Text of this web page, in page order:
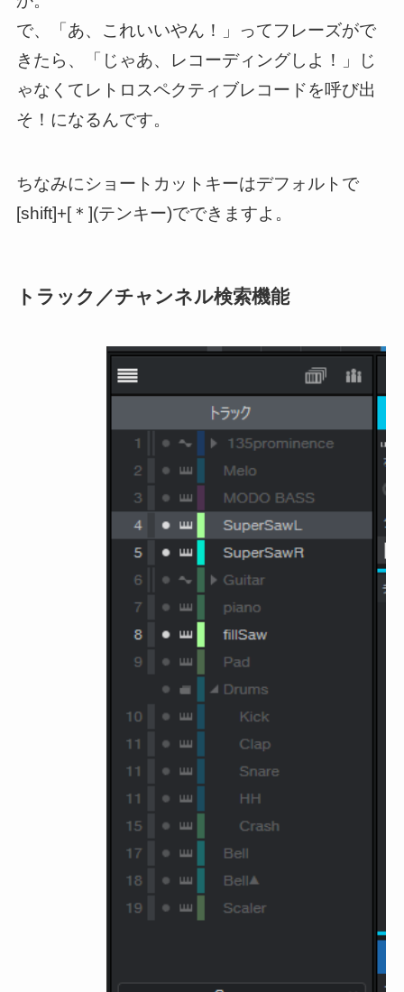
で、「あ、これいいやん！」ってフレーズがで
きたら、「じゃあ、レコーディングしよ！」じ
ゃなくてレトロスペクティブレコードを呼び出
そ！になるんです。
ちなみにショートカットキーはデフォルトで
[shift]+[＊](テンキー)でできますよ。
トラック／チャンネル検索機能